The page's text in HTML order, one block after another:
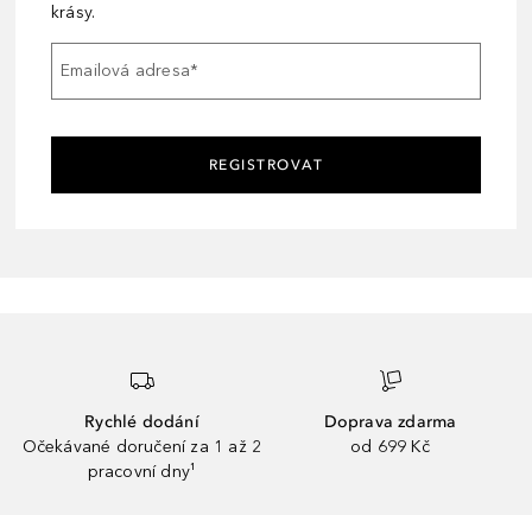
krásy.
Emailová adresa*
REGISTROVAT
Rychlé dodání
Očekávané doručení za 1 až 2
pracovní dny¹
Doprava zdarma
od 699 Kč